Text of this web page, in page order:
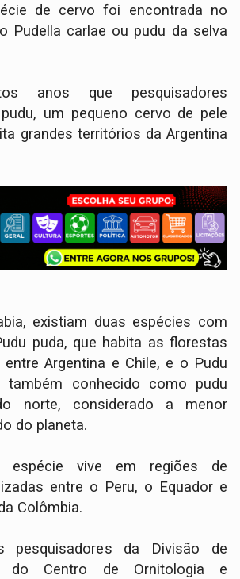
de cervo foi encontrada no
Pudella carlae ou pudu da selva
anos que pesquisadores
um pequeno cervo de pele
grandes territórios da Argentina
existiam duas espécies com
puda, que habita as florestas
Argentina e Chile, e o Pudu
também conhecido como pudu
norte, considerado a menor
do planeta.
espécie vive em regiões de
entre o Peru, o Equador e
Colômbia.
pesquisadores da Divisão de
do Centro de Ornitologia e